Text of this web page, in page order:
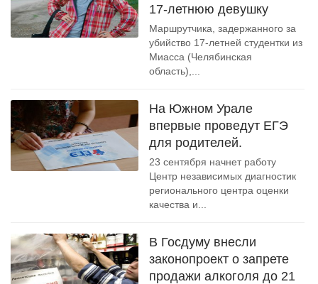
17-летнюю девушку
Маршрутчика, задержанного за
убийство 17-летней студентки из
Миасса (Челябинская
область),...
На Южном Урале
впервые проведут ЕГЭ
для родителей.
23 сентября начнет работу
Центр независимых диагностик
регионального центра оценки
качества и...
В Госдуму внесли
законопроект о запрете
продажи алкоголя до 21